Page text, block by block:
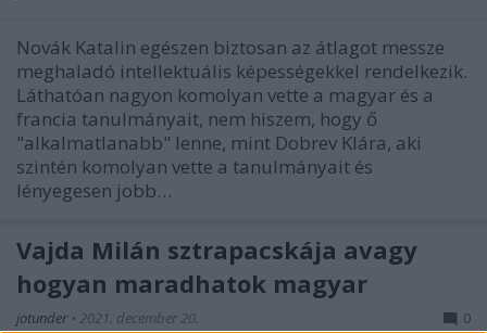
Novák Katalin egészen biztosan az átlagot messze
meghaladó intellektuális képességekkel rendelkezik.
Láthatóan nagyon komolyan vette a magyar és a
francia tanulmányait, nem hiszem, hogy ő
"alkalmatlanabb" lenne, mint Dobrev Klára, aki
szintén komolyan vette a tanulmányait és
lényegesen jobb…
Vajda Milán sztrapacskája avagy
hogyan maradhatok magyar
jotunder • 2021. december 20. 0